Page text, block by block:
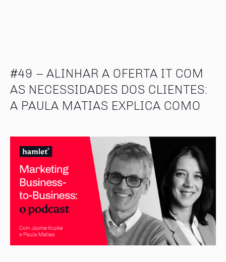
#49 – ALINHAR A OFERTA IT COM
AS NECESSIDADES DOS CLIENTES:
A PAULA MATIAS EXPLICA COMO